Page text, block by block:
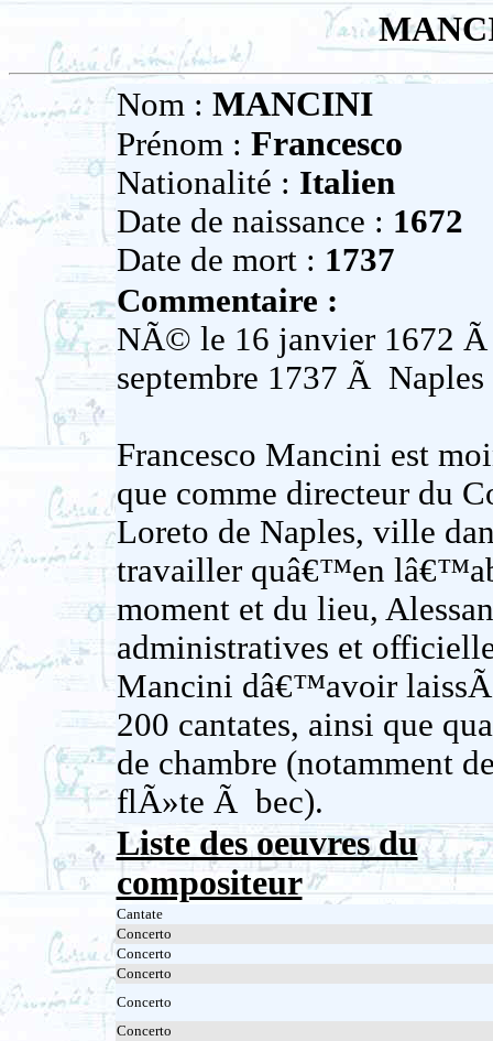
Nom : MANCINI
Prénom : Francesco
Nationalité : Italien
Date de naissance : 1672
Date de mort : 1737
Commentaire :
NÃ© le 16 janvier 1672
septembre 1737 Ã Naples
Francesco Mancini est
que comme directeur du
Loreto de Naples, ville
travailler quâ€™en
moment et du lieu,
administratives et
Mancini dâ€™avoir
200 cantates, ainsi que
de chambre (notamment
flÃ»te Ã bec).
Liste des oeuvres du
compositeur
Cantate
Concerto
Concerto
Concerto
Concerto
Concerto